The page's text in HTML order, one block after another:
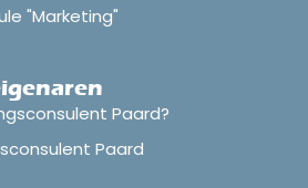
"Marketing"
Paard?
Paard